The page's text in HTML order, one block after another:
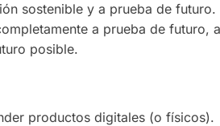
sostenible y a prueba de futuro.
a prueba de futuro,
posible.
productos digitales (o físicos).